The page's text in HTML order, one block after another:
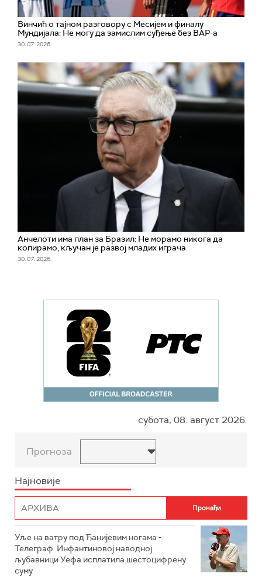
Винчић о тајном разговору с Месијем и финалу
Мундијала: Не могу да замислим суђење без ВАР-а
30. 07. 2026.
Aнчелоти има план за Бразил: Не морамо никога да
копирамо, кључан је развој младих играча
30. 07. 2026.
субота, 08. август 2026.
Прогноза
Најновије
Уље на ватру под Ђанијевим ногама -
Телеграф: Инфантиновој наводној
љубавници Уефа исплатила шестоцифрену
суму